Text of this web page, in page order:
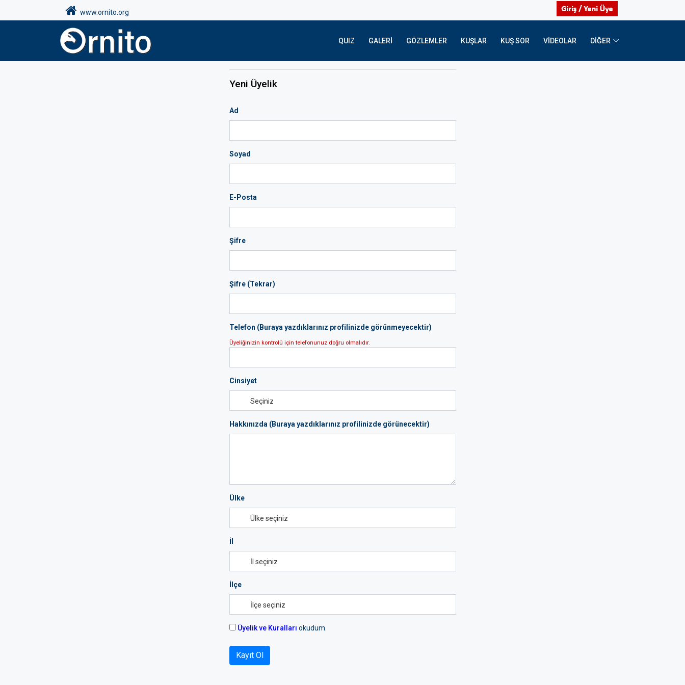
www.ornito.org
QUIZ GALERI GÖZLEMLER KUŞLAR KUŞ SOR VIDEOLAR DİĞER
Yeni Üyelik
Ad
Soyad
E-Posta
Şifre
Şifre (Tekrar)
Telefon (Buraya yazdıklarınız profilinizde görünmeyecektir)
Üyeliğinizin kontrolü için telefonunuz doğru olmalıdır.
Cinsiyet
Hakkınızda (Buraya yazdıklarınız profilinizde görünecektir)
Ülke
İl
İlçe
Üyelik ve Kuralları okudum.
Kayıt Ol